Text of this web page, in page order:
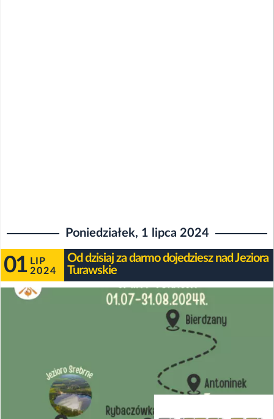
Poniedziałek, 1 lipca 2024
01 LIP
2024
Od dzisiaj za darmo dojedziesz nad Jeziora
Turawskie